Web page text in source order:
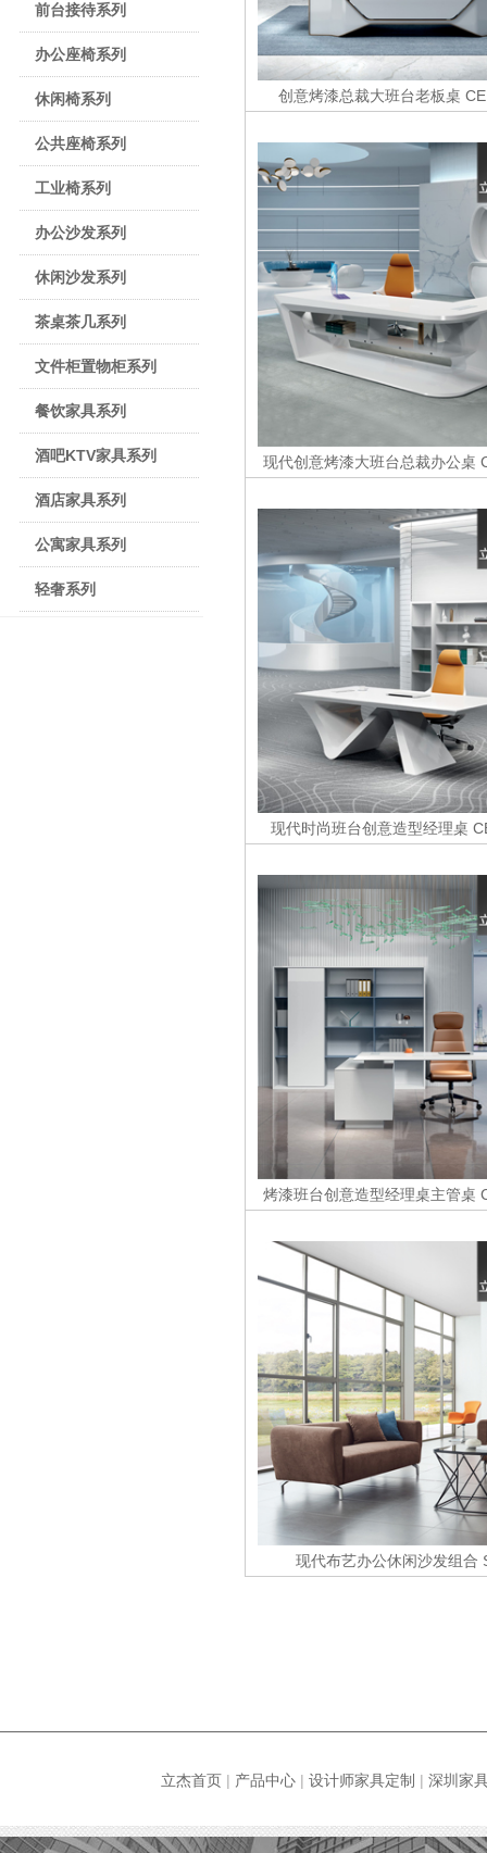
前台接待系列
办公座椅系列
休闲椅系列
公共座椅系列
工业椅系列
办公沙发系列
休闲沙发系列
茶桌茶几系列
文件柜置物柜系列
餐饮家具系列
酒吧KTV家具系列
酒店家具系列
公寓家具系列
轻奢系列
创意烤漆总裁大班台老板桌
现代创意烤漆大班台总裁办公桌
现代时尚班台创意造型经理桌
烤漆班台创意造型经理桌主管桌
现代布艺办公休闲沙发组合
立杰首页 | 产品中心 | 设计师家具定制 | 深圳家